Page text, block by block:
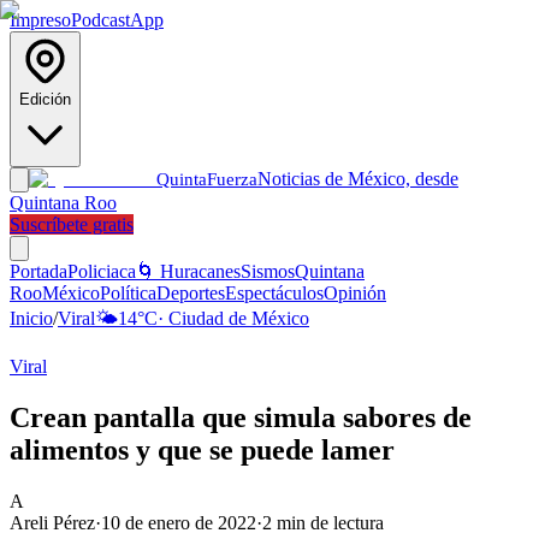
ImpresoPodcastApp
Edición
QuintaFuerzaNoticias de México, desde
Quintana Roo
Suscríbete gratis
PortadaPoliciaca 🌀 HuracanesSismosQuintana
RooMéxicoPolíticaDeportesEspectáculosOpinión
Inicio/Viral🌤️14°C· Ciudad de México
Viral
Crean pantalla que simula sabores de
alimentos y que se puede lamer
A
Areli Pérez·10 de enero de 2022·2 min de lectura